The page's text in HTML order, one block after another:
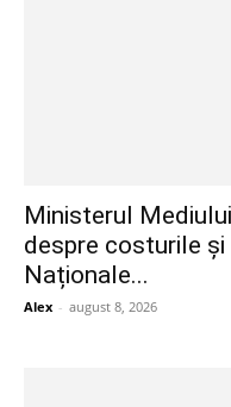
Ministerul
despre costurile
Naționale...
Alex - august 8, 2026